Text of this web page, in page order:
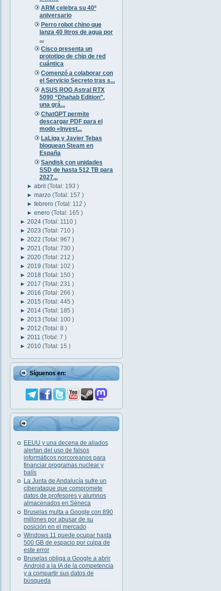
ARM celebra su 40º
aniversario
Perro robot chino que
lanza 40 litros de agua por
...
Cisco presenta un
prototipo de chip de red
cuántica
Comenzó a colaborar con
el Servicio Secreto tras s...
ASUS ROG Astral RTX
5090 “Dhahab Edition”,
una grá...
ChatGPT permite
descargar PDF para el
modo «Invest...
LaLiga y Javier Tebas
bloquean Steam en
España
Sandisk con unidades
SSD de hasta 512 TB para
2027...
►abril(Total: 193 )
►marzo(Total: 157 )
►febrero(Total: 112 )
►enero(Total: 165 )
► 2024 (Total: 1110 )
► 2023 (Total: 710 )
► 2022 (Total: 967 )
► 2021 (Total: 730 )
► 2020 (Total: 212 )
► 2019 (Total: 102 )
► 2018 (Total: 150 )
► 2017 (Total: 231 )
► 2016 (Total: 266 )
► 2015 (Total: 445 )
► 2014 (Total: 185 )
► 2013 (Total: 100 )
► 2012 (Total: 8 )
► 2011 (Total: 7 )
► 2010 (Total: 15 )
Síguenos en:
EEUU y una decena de aliados
alertan del uso de falsos
informáticos norcoreanos para
financiar programas nuclear y
balís
La Junta de Andalucía sufre un
ciberataque que compromete
datos de profesores y alumnos
almacenados en Séneca
Bruselas multa a Google con 890
millones por abusar de su
posición en el mercado
Windows 11 puede ocupar hasta
500 GB de espacio por culpa de
este error
Bruselas obliga a Google a abrir
Android a la IA de la competencia
y a compartir sus datos de
búsqueda